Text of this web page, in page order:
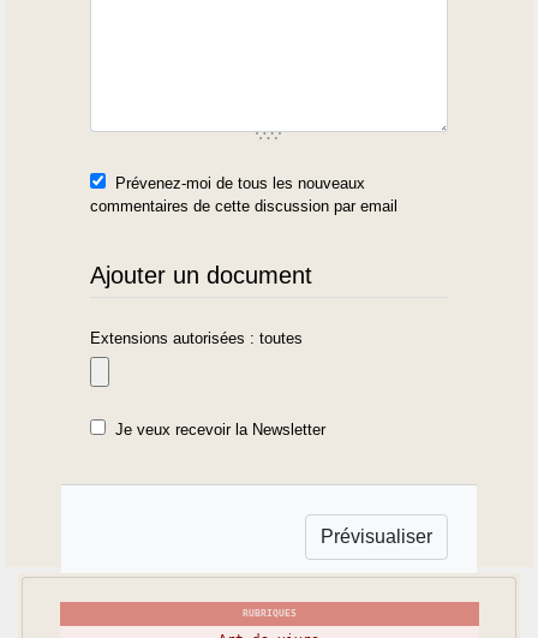
Prévenez-moi de tous les nouveaux
commentaires de cette discussion par email
Ajouter un document
Extensions autorisées : toutes
Je veux recevoir la Newsletter
RUBRIQUES